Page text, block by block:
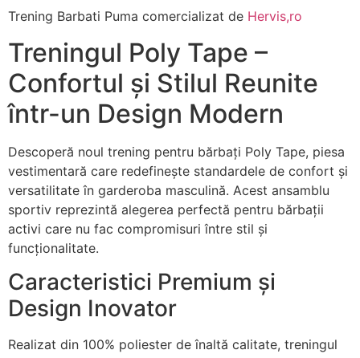
Trening Barbati Puma comercializat de Hervis,ro
Treningul Poly Tape –
Confortul și Stilul Reunite
într-un Design Modern
Descoperă noul trening pentru bărbați Poly Tape, piesa
vestimentară care redefinește standardele de confort și
versatilitate în garderoba masculină. Acest ansamblu
sportiv reprezintă alegerea perfectă pentru bărbații
activi care nu fac compromisuri între stil și
funcționalitate.
Caracteristici Premium și
Design Inovator
Realizat din 100% poliester de înaltă calitate, treningul